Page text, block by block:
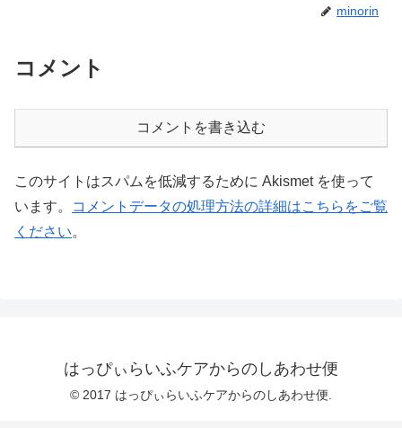
minorin
コメント
コメントを書き込む
このサイトはスパムを低減するために Akismet を使って
います。
コメントデータの処理方法の詳細はこちらをご覧
ください。
はっぴぃらいふケアからのしあわせ便
© 2017 はっぴぃらいふケアからのしあわせ便.